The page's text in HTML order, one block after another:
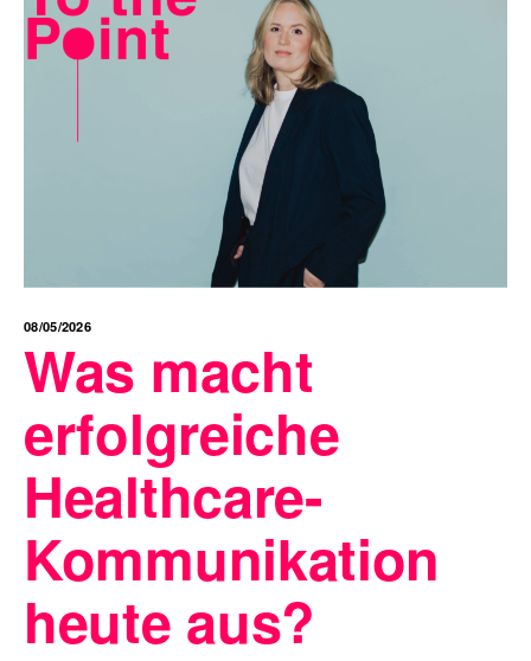
08/05/2026
Was macht
erfolgreiche
Healthcare-
Kommunikation
heute aus?